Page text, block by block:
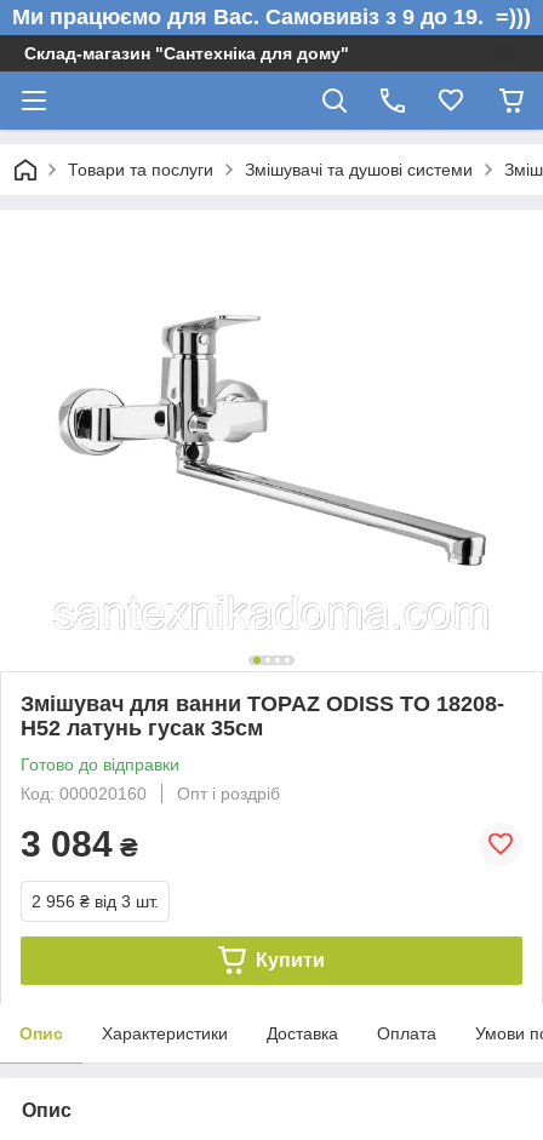
Ми працюємо для Вас. Самовивіз з 9 до 19. =)))
Склад-магазин "Сантехніка для дому"
Товари та послуги Змішувачі та душові системи
Змішувач для ванни TOPAZ ODISS TO 18208-
H52 латунь гусак 35см
Готово до відправки
Код: 000020160
Опт і роздріб
3 084 ₴
2 956 ₴ від 3 шт.
Купити
Опис Характеристики Доставка Оплата Умови
Опис